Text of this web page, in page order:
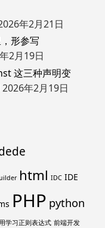
年2月21日
形参写
2月19日
这三种声明变
2026年2月19日
html IDC IDE
PHP python
学习正则表达式 前端开发